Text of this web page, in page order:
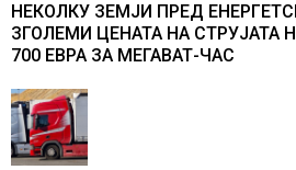
НЕКОЛКУ ЗЕМЈИ ПРЕД
ЗГОЛЕМИ ЦЕНАТА НА СТРУЈАТА
700 ЕВРА ЗА МЕГАВАТ-ЧАС